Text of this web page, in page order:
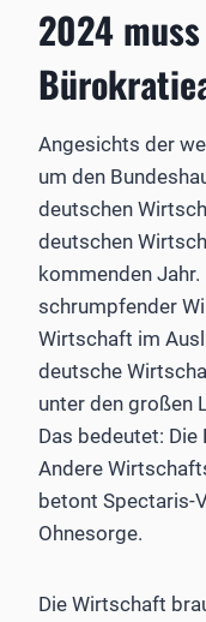
2024
Angesichts der
um den
deutschen
deutschen
kommenden
schrumpfender
Wirtschaft im
deutsche
unter den großen
Das bedeutet:
Andere
betont Spectaris-
Ohnesorge.
Die Wirtschaft